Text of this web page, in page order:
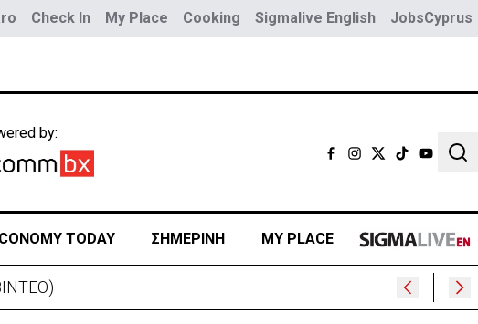
Check In My Place Cooking Sigmalive English JobsCyprus
by:
TODAY ΣΗΜΕΡΙΝΗ MY PLACE